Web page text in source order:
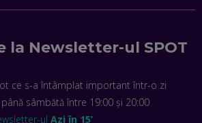
AUTOMAT DE PE PIAȚĂ! CUM POATE
LIVRĂRILE RAPIDE, DIN ROMÂNIA PÂNĂ ÎN
la Newsletter-ul SPOT
ce s-a întâmplat important într-o zi
sâmbătă între 19:00 și 20:00
ul Azi în 15’